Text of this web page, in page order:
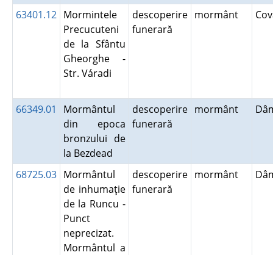
63401.12 Mormintele
Precucuteni
de la Sfântu
Gheorghe -
Str. Váradi
descoperire
funerară
mormânt
66349.01
Mormântul
din epoca
bronzului de
la Bezdead
descoperire
funerară
mormânt
68725.03 Mormântul
de inhumaţie
de la Runcu -
Punct
neprecizat.
Mormântul a
descoperire
funerară
mormânt